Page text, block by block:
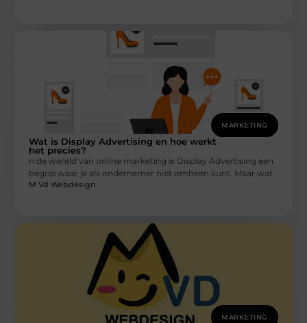
MARKETING
Wat is Display Advertising en hoe werkt
het precies?
n de wereld van online marketing is Display Advertising een
begrip waar je als ondernemer niet omheen kunt. Maar wat
M Vd Webdesign
MARKETING